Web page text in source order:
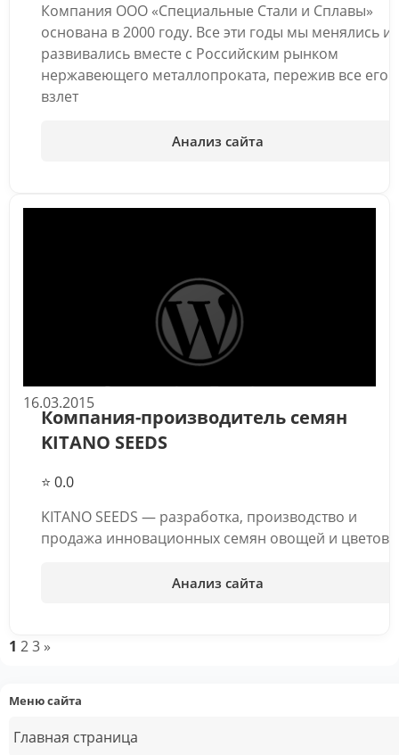
Меню сайта
Главная страница
Компания ООО «Специальные Стали и Сплавы»
основана в 2000 году. Все эти годы мы менялись и
развивались вместе с Российским рынком
нержавеющего металлопроката, пережив все его
взлет
Анализ сайта
16.03.2015
Компания-производитель семян
KITANO SEEDS
⭐ 0.0
KITANO SEEDS — разработка, производство и
продажа инновационных семян овощей и цветов.
Анализ сайта
1 23 »